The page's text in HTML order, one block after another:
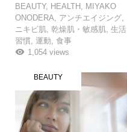
BEAUTY, HEALTH
MIYAKO
ONODERA
アンチエイジング,
ニキビ肌, 乾燥肌・敏感肌, 生活
習慣, 運動 食事
1,054 views
BEAUTY